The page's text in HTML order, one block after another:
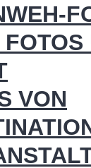
FOTOS
VON